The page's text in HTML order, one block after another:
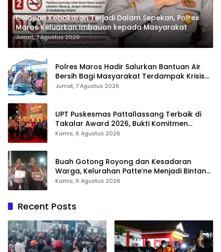
Delapan Kebakaran Terjadi Dalam Sepekan, Polres
Maros Keluarkan Imbauan kepada Masyarakat
Jumat, 7 Agustus 2026
Polres Maros Hadir Salurkan Bantuan Air
Bersih Bagi Masyarakat Terdampak Krisis
Air Bersih Di Maros
Jumat, 7 Agustus 2026
UPT Puskesmas Pattallassang Terbaik di
Takalar Award 2026, Bukti Komitmen
Hadirkan Pelayanan Kesehatan Berkualitas
Kamis, 6 Agustus 2026
Buah Gotong Royong dan Kesadaran
Warga, Kelurahan Patte’ne Menjadi Bintang
Takalar Award 2026
Kamis, 6 Agustus 2026
Recent Posts